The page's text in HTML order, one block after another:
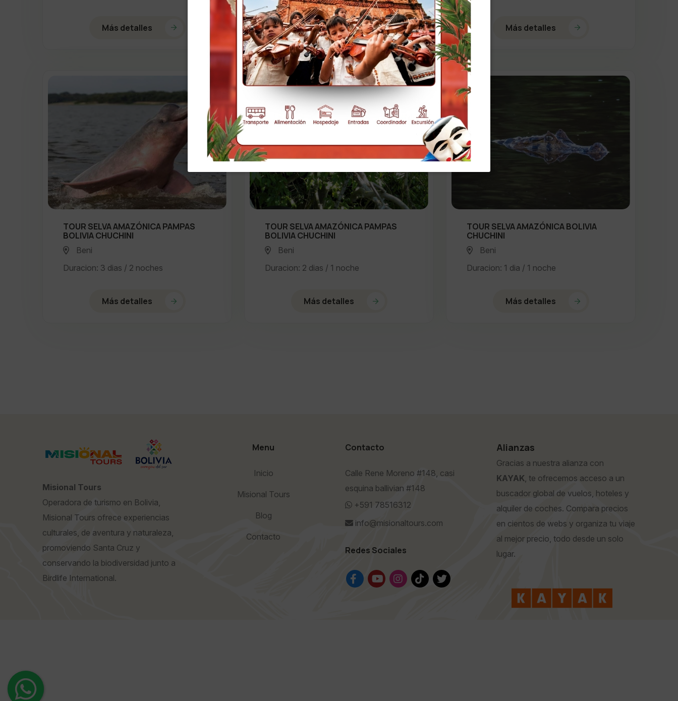
Más detalles
Más detalles
Más detalles
TOUR SELVA AMAZÓNICA PAMPAS
BOLIVIA CHUCHINI
Beni
Duracion: 3 dias / 2 noches
Más detalles
TOUR SELVA AMAZÓNICA PAMPAS
BOLIVIA CHUCHINI
Beni
Duracion: 2 dias / 1 noche
Más detalles
TOUR SELVA AMAZÓNICA BOLIVIA
CHUCHINI
Beni
Duracion: 1 dia / 1 noche
Más detalles
Misional Tours
Operadora de turismo en Bolivia,
Misional Tours ofrece experiencias
culturales, de aventura y naturaleza,
promoviendo Santa Cruz y
conservando la biodiversidad junto a
Birdlife International.
Menu
Inicio
Misional Tours
Blog
Contacto
Contacto
Calle Rene Moreno #148, casi
esquina ballivian #148
+591 78516312
info@misionaltours.com
Redes Sociales
Alianzas
Gracias a nuestra alianza con
KAYAK, te ofrecemos acceso a un
buscador global de vuelos, hoteles y
alquiler de coches. Compara precios
en cientos de webs y organiza tu viaje
al mejor precio, todo desde un solo
lugar.